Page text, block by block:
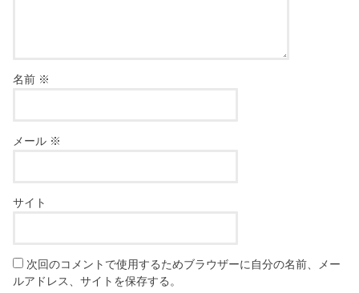
名前 ※
メール ※
サイト
次回のコメントで使用するためブラウザーに自分の名前、メー
ルアドレス、サイトを保存する。